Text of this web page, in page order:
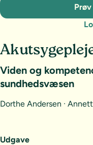
Udgave
Viden og
sundhedsvæsen
Dorthe Andersen ·